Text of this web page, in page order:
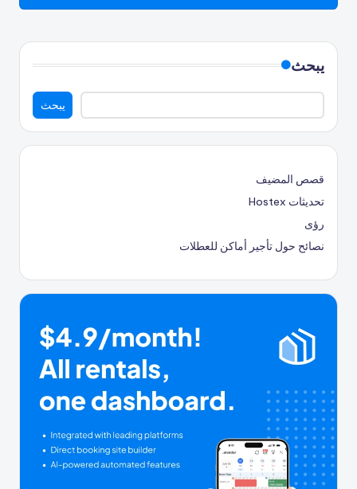
يبحث
يبحث
قصص المضيف
تحديثات Hostex
رؤى
نصائح حول تأجير أماكن للعطلات